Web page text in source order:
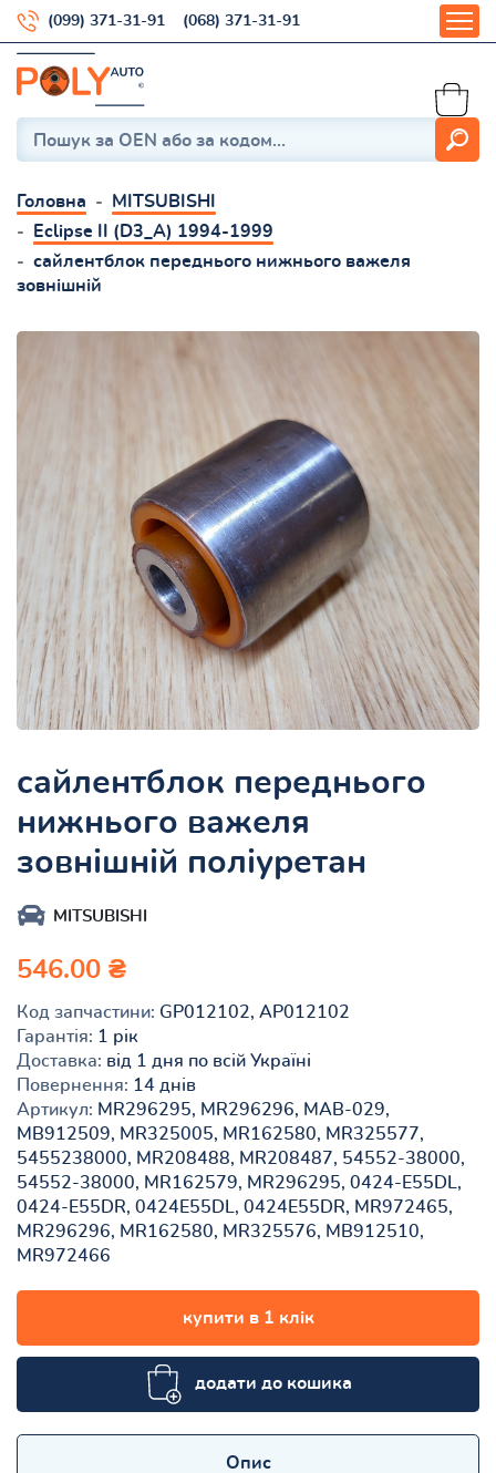
(099) 371-31-91 (068) 371-31-91
Головна
MITSUBISHI
Eclipse II (D3_A) 1994-1999
сайлентблок переднього нижнього важеля
зовнішній
сайлентблок переднього
нижнього важеля
зовнішній поліуретан
MITSUBISHI
546.00 ₴
Код запчастини: GP012102, AP012102
Гарантія: 1 рік
Доставка: від 1 дня по всій Україні
Повернення: 14 днів
Артикул: MR296295, MR296296, MAB-029,
MB912509, MR325005, MR162580, MR325577,
5455238000, MR208488, MR208487, 54552-38000,
54552-38000, MR162579, MR296295, 0424-E55DL,
0424-E55DR, 0424E55DL, 0424E55DR, MR972465,
MR296296, MR162580, MR325576, MB912510,
MR972466
купити в 1 клік
додати до кошика
Опис